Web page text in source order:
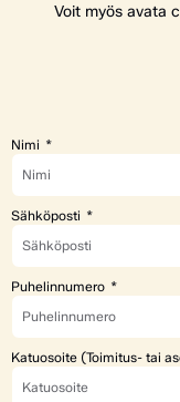
Voit myös avata
Nimi
Sähköposti
Puhelinnumero
Katuosoite (Toimitus- tai